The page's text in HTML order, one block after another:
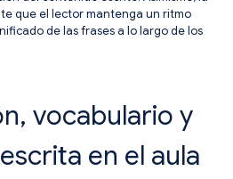
que el lector mantenga un ritmo
de las frases a lo largo de los
vocabulario y
en el aula